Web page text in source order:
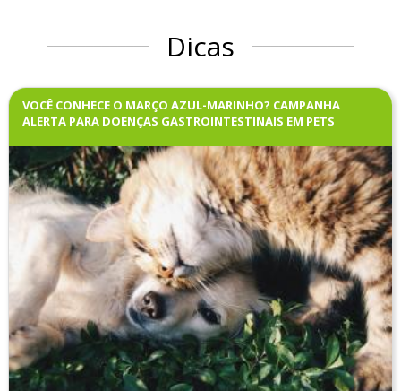
Dicas
VOCÊ CONHECE O MARÇO AZUL-MARINHO? CAMPANHA
ALERTA PARA DOENÇAS GASTROINTESTINAIS EM PETS